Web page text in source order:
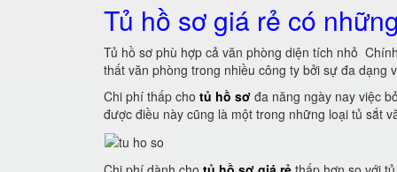
Tủ hồ sơ giá rẻ có
Tủ hồ sơ phù hợp cả văn phòng diện tích nhỏ
thất văn phòng trong nhiều công ty bởi sự đa dạng
Chi phí thấp cho tủ hồ sơ đa năng ngày nay việc
được điều này cũng là một trong những loại tủ sắt